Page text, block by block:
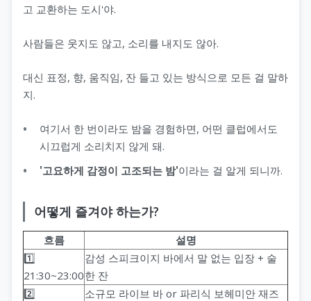
고 교환하는 도시'야.
사람들은 웃지도 않고, 소리를 내지도 않아.
대신 표정, 향, 움직임, 잔 들고 있는 방식으로 모든 걸 말하
지.
여기서 한 번이라도 밤을 경험하면, 어떤 클럽에서도
시끄럽게 소리치지 않게 돼.
'고요하게 감정이 고조되는 밤'이라는 걸 알게 되니까.
어떻게 즐겨야 하는가?
흐름
설명
1️⃣
21:30~23:00
감성 스피크이지 바에서 말 없는 입장 + 술
한 잔
2️⃣
소규모 라이브 바 or 파리식 보헤미안 재즈